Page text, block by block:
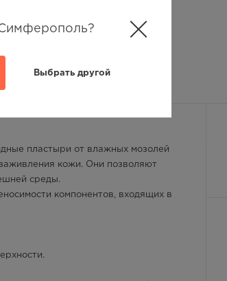
Выбрать другой
пластыри от влажных мозолей
кожи. Они позволяют
среды.
компонентов, входящих в